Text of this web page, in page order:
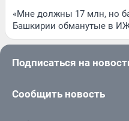
«Мне должны 17 млн, но
Башкирии обманутые в
Подписаться на
Сообщить новость